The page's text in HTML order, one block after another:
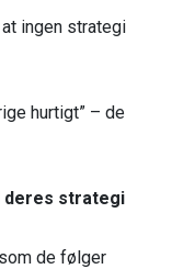
ingen strategi
hurtigt” – de
deres strategi
de følger